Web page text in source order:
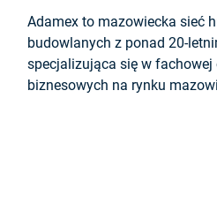
Adamex to mazowiecka sieć
budowlanych z ponad 20-
specjalizująca się w fachowej
biznesowych na rynku